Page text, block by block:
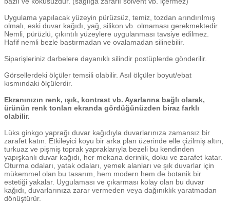
Uygulama yapılacak yüzeyin pürüzsüz, temiz, tozdan arındırılmış
olmalı, eski duvar kağıdı, yağ, silikon vb. olmaması gerekmektedir.
Nemli, pürüzlü, çıkıntılı yüzeylere uygulanması tavsiye edilmez.
Hafif nemli bezle bastırmadan ve ovalamadan silinebilir.
Siparişleriniz darbelere dayanıklı silindir postüplerde gönderilir.
Görsellerdeki ölçüler temsili olabilir. Asıl ölçüler boyut/ebat
kısmındaki ölçülerdir.
Ekranınızın renk, ışık, kontrast vb. Ayarlarına bağlı olarak,
ürünün renk tonları ekranda gördüğünüzden biraz farklı
olabilir.
Lüks ginkgo yaprağı duvar kağıdıyla duvarlarınıza zamansız bir
zarafet katın. Etkileyici koyu bir arka plan üzerinde elle çizilmiş altın,
turkuaz ve pişmiş toprak yapraklarıyla bezeli bu kendinden
yapışkanlı duvar kağıdı, her mekana derinlik, doku ve zarafet katar.
Oturma odaları, yatak odaları, yemek alanları ve şık duvarlar için
mükemmel olan bu tasarım, hem modern hem de botanik bir
estetiği yakalar. Uygulaması ve çıkarması kolay olan bu duvar
kağıdı, duvarlarınıza zarar vermeden veya dağınıklık yaratmadan
dönüştürür.